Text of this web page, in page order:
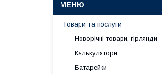
Товари та послуги
Новорічні товари, гірлянди
Калькулятори
Батарейки